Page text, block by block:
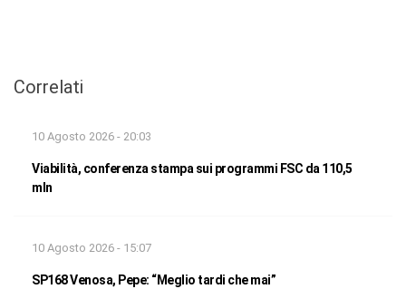
Correlati
10 Agosto 2026 - 20:03
Viabilità, conferenza stampa sui programmi FSC da 110,5
mln
10 Agosto 2026 - 15:07
SP168 Venosa, Pepe: “Meglio tardi che mai”